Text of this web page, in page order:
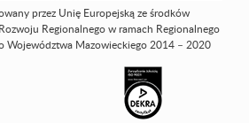
przez Unię Europejską ze środków
Regionalnego w ramach Regionalnego
Województwa Mazowieckiego 2014 – 2020